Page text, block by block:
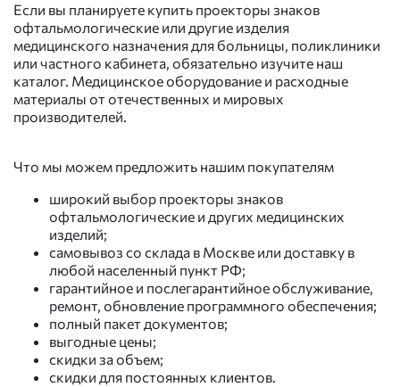
Если вы планируете купить проекторы знаков
офтальмологические или другие изделия
медицинского назначения для больницы, поликлиники
или частного кабинета, обязательно изучите наш
каталог. Медицинское оборудование и расходные
материалы от отечественных и мировых
производителей.
Что мы можем предложить нашим покупателям
широкий выбор проекторы знаков
офтальмологические и других медицинских
изделий;
самовывоз со склада в Москве или доставку в
любой населенный пункт РФ;
гарантийное и послегарантийное обслуживание,
ремонт, обновление программного обеспечения;
полный пакет документов;
выгодные цены;
скидки за объем;
скидки для постоянных клиентов.